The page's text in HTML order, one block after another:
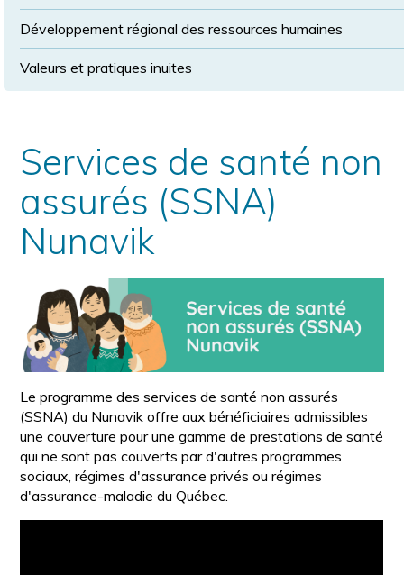
Développement régional des ressources humaines
Valeurs et pratiques inuites
Services de santé non
assurés (SSNA)
Nunavik
Le programme des services de santé non assurés
(SSNA) du Nunavik offre aux bénéficiaires admissibles
une couverture pour une gamme de prestations de santé
qui ne sont pas couverts par d'autres programmes
sociaux, régimes d'assurance privés ou régimes
d'assurance-maladie du Québec.